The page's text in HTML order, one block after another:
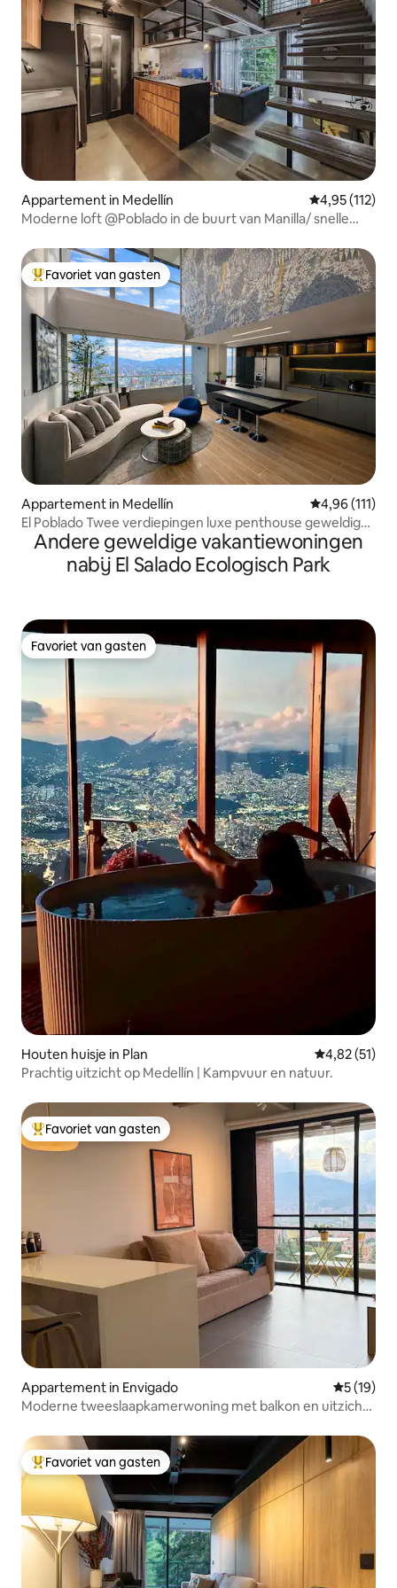
Appartement in Medellín Gemiddelde
4,95 (112)
Moderne loft @Poblado in de buurt van Manilla/ snelle
Topfavoriet van gasten
Favoriet van gasten
Appartement in Medellín Gemiddelde
4,96 (111)
El Poblado Twee verdiepingen luxe penthouse geweldig
uitzicht
Andere geweldige vakantiewoningen
nabij El Salado Ecologisch Park
Favoriet van gasten
Favoriet van gasten
Houten huisje in Plan Gemiddelde
4,82 (51)
Prachtig uitzicht op Medellín | Kampvuur en natuur.
Topfavoriet van gasten
Favoriet van gasten
Appartement in Envigado
5 (19)
Moderne tweeslaapkamerwoning met balkon en uitzicht
Topfavoriet van gasten
Favoriet van gasten